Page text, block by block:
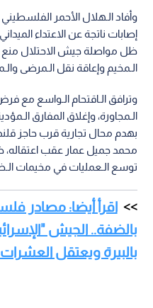
إصابات ناتجة عن الاعتداء
ظل مواصلة جيش الاحتلال
الـمخيم وإعاقة نقل الـمرضى
وترافق الـاقتحام الـواسع
الـمجاورة، وإغلاق المفارق
بهدم محال تجارية قرب حاجز
محمد جميل عمار عقب
توسع الـعمليات في مخيمات
اقرأ أيضا: مصادر
بالضفة.. الجيش
بالبيرة ويعتقل العشرات